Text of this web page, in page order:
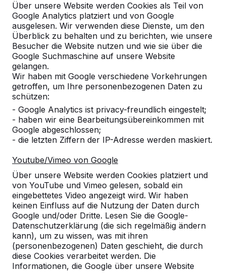
Über unsere Website werden Cookies als Teil von
Google Analytics platziert und von Google
ausgelesen. Wir verwenden diese Dienste, um den
Überblick zu behalten und zu berichten, wie unsere
Besucher die Website nutzen und wie sie über die
Google Suchmaschine auf unsere Website
gelangen.
Wir haben mit Google verschiedene Vorkehrungen
getroffen, um Ihre personenbezogenen Daten zu
schützen:
- Google Analytics ist privacy-freundlich eingestelt;
- haben wir eine Bearbeitungsübereinkommen mit
Google abgeschlossen;
- die letzten Ziffern der IP-Adresse werden maskiert.
Youtube/Vimeo von Google
Über unsere Website werden Cookies platziert und
von YouTube und Vimeo gelesen, sobald ein
eingebettetes Video angezeigt wird. Wir haben
keinen Einfluss auf die Nutzung der Daten durch
Google und/oder Dritte. Lesen Sie die Google-
Datenschutzerklärung (die sich regelmäßig ändern
kann), um zu wissen, was mit ihren
(personenbezogenen) Daten geschieht, die durch
diese Cookies verarbeitet werden. Die
Informationen, die Google über unsere Website
info@HeBlad.de
Kundenservice
Kategorien
Sonstige
Allgemeine Geschäftsbedingungen |Privacy
© 2026 HeBlad Deutschland Deutschland
Website erstellt vonGSD